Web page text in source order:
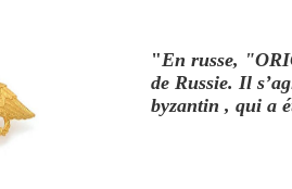
"En russe, "
de Russie. Il
byzantin , qui a